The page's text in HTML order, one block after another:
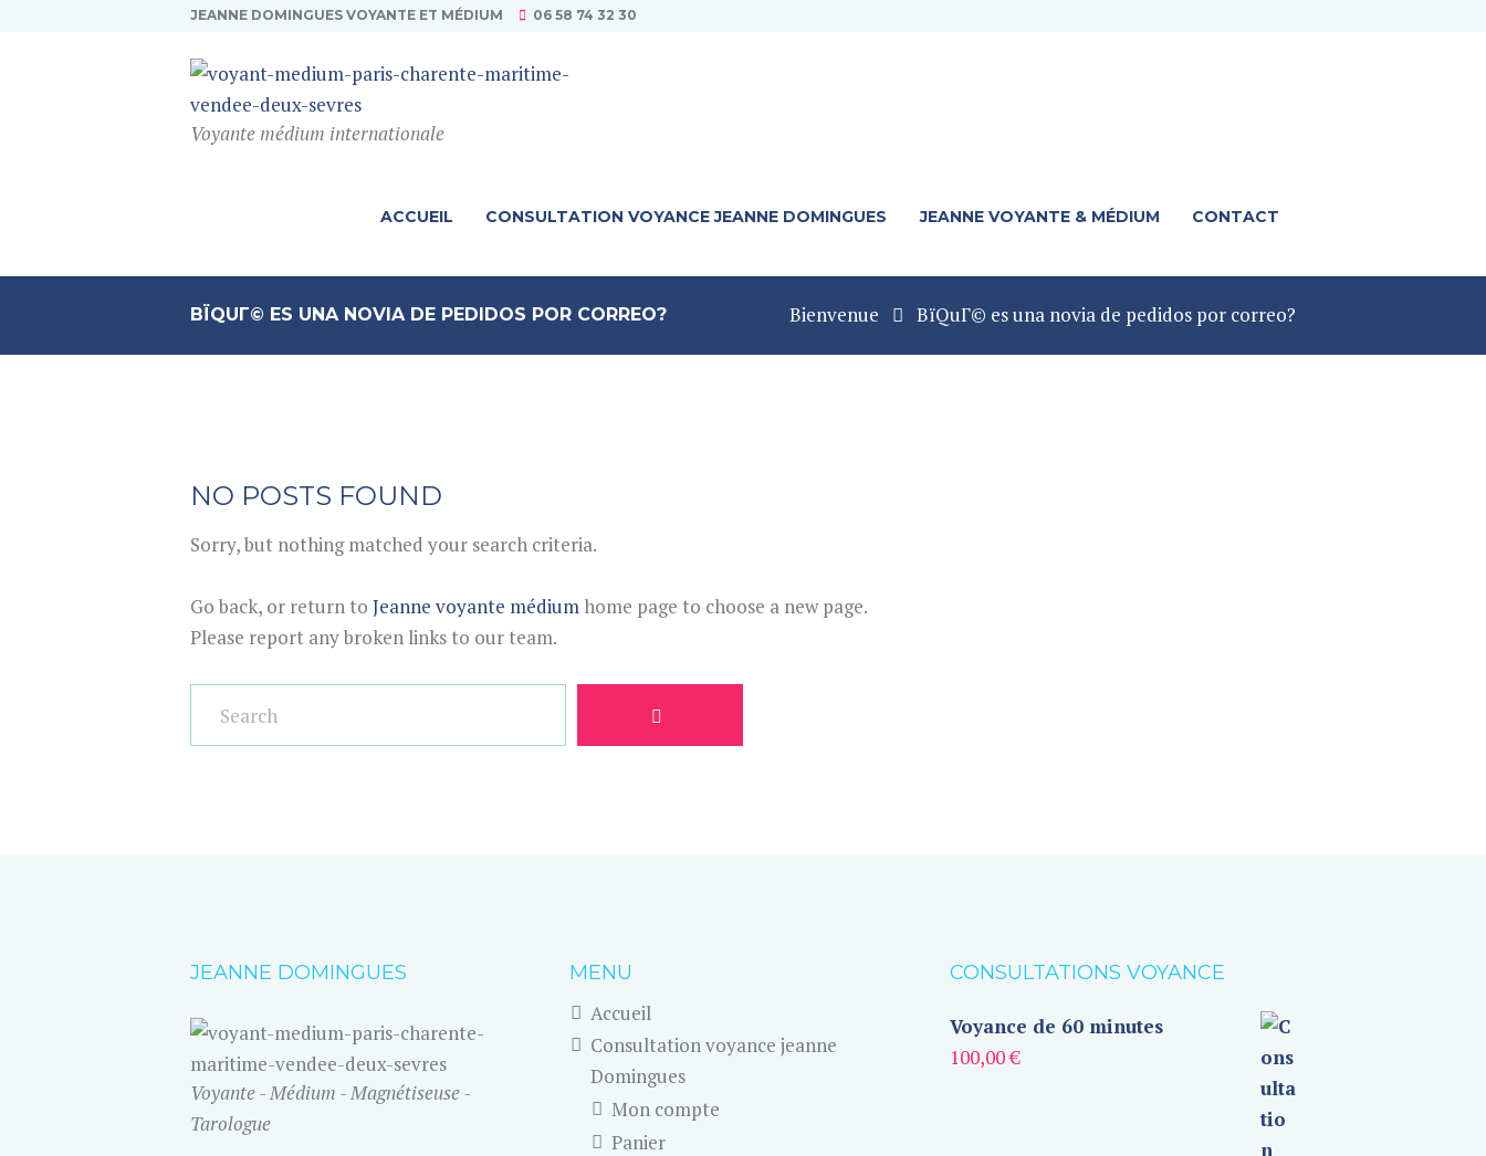
JEANNE DOMINGUES VOYANTE ET MÉDIUM 06 58 74 32 30
Voyante médium internationale
ACCUEIL CONSULTATION VOYANCE JEANNE DOMINGUES JEANNE VOYANTE & MÉDIUM CONTACT
ВЇQUГ© ES UNA NOVIA DE PEDIDOS POR CORREO? Bienvenue ВїQuГ© es una novia de pedidos por correo?
NO POSTS FOUND
Sorry, but nothing matched your search criteria.
Go back, or return to Jeanne voyante médium home page to choose a new page.
Please report any broken links to our team.
JEANNE DOMINGUES
Voyante - Médium - Magnétiseuse -
Tarologue
MENU
Accueil
Consultation voyance jeanne
Domingues
Mon compte
Panier
CONSULTATIONS VOYANCE
Voyance de 60 minutes
100,00€